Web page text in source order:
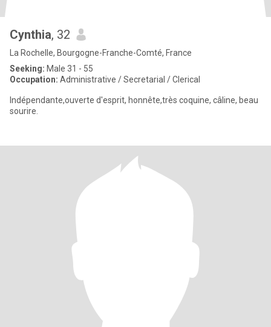
Cynthia, 32
La Rochelle, Bourgogne-Franche-Comté, France
Seeking: Male 31 - 55
Occupation: Administrative / Secretarial / Clerical
Indépendante,ouverte d'esprit, honnête,très coquine, câline, beau
sourire.